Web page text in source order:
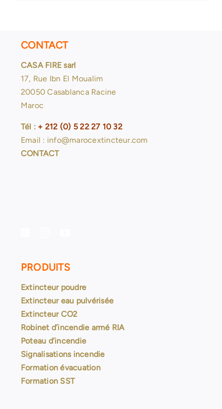
auxiliare
CONTACT
CASA FIRE sarl
17, Rue Ibn El Moualim
20050 Casablanca Racine
Maroc
Tél : + 212 (0) 5 22 27 10 32
Email : info@marocextincteur.com
CONTACT
PRODUITS
Extincteur poudre
Extincteur eau pulvérisée
Extincteur CO2
Robinet d’incendie armé RIA
Poteau d’incendie
Signalisations incendie
Formation évacuation
Formation SST